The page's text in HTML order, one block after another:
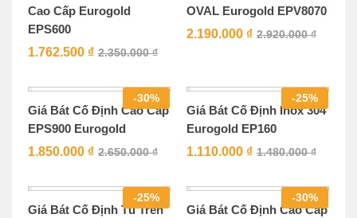
Cao Cấp Eurogold
EPS600
1.762.500 ₫ 2.350.000₫
OVAL Eurogold EPV8070
2.190.000 ₫ 2.920.000₫
-30%
Giá Bát Cố Định Cao Cấp
EPS900 Eurogold
1.850.000 ₫ 2.650.000₫
-25%
Giá Bát Cố Định Inox 304
Eurogold EP160
1.110.000 ₫ 1.480.000₫
-25%
Giá Bát Cố Định Tủ Trên
-30%
Giá Bát Cố Định Cao Cấp